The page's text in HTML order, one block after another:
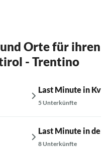
Orte für ihren
- Trentino
Last Minute in
5 Unterkünfte
Last Minute in der
8 Unterkünfte